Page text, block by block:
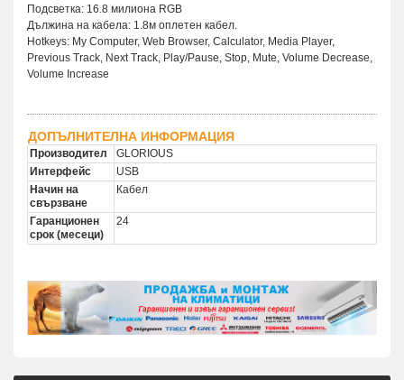
Подсветка: 16.8 милиона RGB
Дължина на кабела: 1.8м оплетен кабел.
Hotkeys: My Computer, Web Browser, Calculator, Media Player,
Previous Track, Next Track, Play/Pause, Stop, Mute, Volume Decrease,
Volume Increase
ДОПЪЛНИТЕЛНА ИНФОРМАЦИЯ
Производител
GLORIOUS
Интерфейс
USB
Начин на
свързване
Кабел
Гаранционен
срок (месеци)
24